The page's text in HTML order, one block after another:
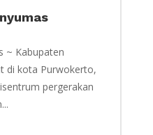
~ Kabupaten
di kota Purwokerto,
pergerakan